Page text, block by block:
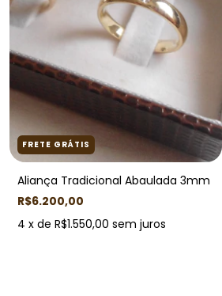
FRETE GRÁTIS
Aliança Tradicional Abaulada 3mm
R$6.200,00
4 x deR$1.550,00 sem juros